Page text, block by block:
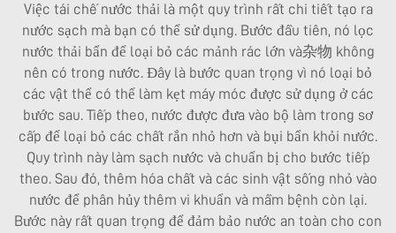
Việc tái chế nước thải là một quy trình rất chi tiết tạo ra
nước sạch mà bạn có thể sử dụng. Bước đầu tiên, nó lọc
nước thải bẩn để loại bỏ các mảnh rác lớn và杂物 không
nên có trong nước. Đây là bước quan trọng vì nó loại bỏ
các vật thể có thể làm kẹt máy móc được sử dụng ở các
bước sau. Tiếp theo, nước được đưa vào bộ làm trong sơ
cấp để loại bỏ các chất rắn nhỏ hơn và bụi bẩn khỏi nước.
Quy trình này làm sạch nước và chuẩn bị cho bước tiếp
theo. Sau đó, thêm hóa chất và các sinh vật sống nhỏ vào
nước để phân hủy thêm vi khuẩn và mầm bệnh còn lại.
Bước này rất quan trọng để đảm bảo nước an toàn cho con